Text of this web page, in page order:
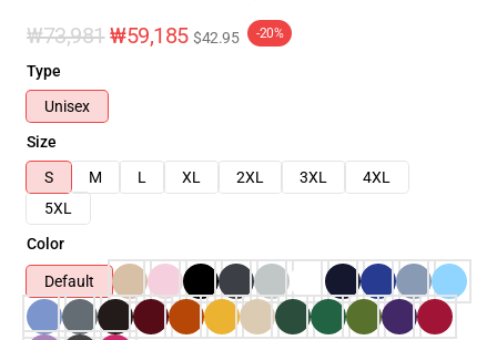
₩73,981 ₩59,185 $42.95 -20%
Type
Unisex
Size
S
M L XL 2XL 3XL
4XL
5XL
Color
Default